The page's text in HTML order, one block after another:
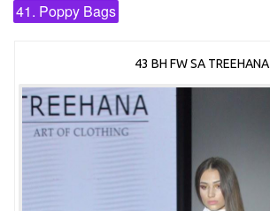
41. Poppy Bags
43 BH FW SA TREEHANA